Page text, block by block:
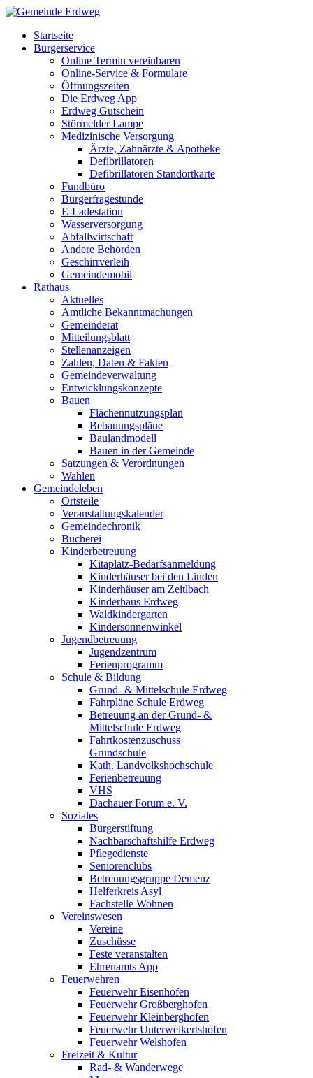
Startseite
Bürgerservice
Online Termin vereinbaren
Online-Service & Formulare
Öffnungszeiten
Die Erdweg App
Erdweg Gutschein
Störmelder Lampe
Medizinische Versorgung
Ärzte, Zahnärzte & Apotheke
Defibrillatoren
Defibrillatoren Standortkarte
Fundbüro
Bürgerfragestunde
E-Ladestation
Wasserversorgung
Abfallwirtschaft
Andere Behörden
Geschirrverleih
Gemeindemobil
Rathaus
Aktuelles
Amtliche Bekanntmachungen
Gemeinderat
Mitteilungsblatt
Stellenanzeigen
Zahlen, Daten & Fakten
Gemeindeverwaltung
Entwicklungskonzepte
Bauen
Flächennutzungsplan
Bebauungspläne
Baulandmodell
Bauen in der Gemeinde
Satzungen & Verordnungen
Wahlen
Gemeindeleben
Ortsteile
Veranstaltungskalender
Gemeindechronik
Bücherei
Kinderbetreuung
Kitaplatz-Bedarfsanmeldung
Kinderhäuser bei den Linden
Kinderhäuser am Zeitlbach
Kinderhaus Erdweg
Waldkindergarten
Kindersonnenwinkel
Jugendbetreuung
Jugendzentrum
Ferienprogramm
Schule & Bildung
Grund- & Mittelschule Erdweg
Fahrpläne Schule Erdweg
Betreuung an der Grund- &
Mittelschule Erdweg
Fahrtkostenzuschuss
Grundschule
Kath. Landvolkshochschule
Ferienbetreuung
VHS
Dachauer Forum e. V.
Soziales
Bürgerstiftung
Nachbarschaftshilfe Erdweg
Pflegedienste
Seniorenclubs
Betreuungsgruppe Demenz
Helferkreis Asyl
Fachstelle Wohnen
Vereinswesen
Vereine
Zuschüsse
Feste veranstalten
Ehrenamts App
Feuerwehren
Feuerwehr Eisenhofen
Feuerwehr Großberghofen
Feuerwehr Kleinberghofen
Feuerwehr Unterweikertshofen
Feuerwehr Welshofen
Freizeit & Kultur
Rad- & Wanderwege